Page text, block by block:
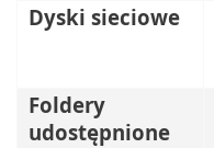
Dyski sieciowe
Foldery
udostępnione